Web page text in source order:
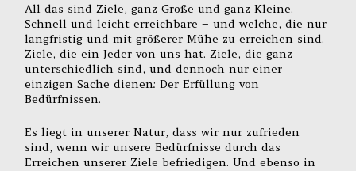
All das sind Ziele, ganz Große und ganz Kleine.
Schnell und leicht erreichbare – und welche, die nur
langfristig und mit größerer Mühe zu erreichen sind.
Ziele, die ein Jeder von uns hat. Ziele, die ganz
unterschiedlich sind, und dennoch nur einer
einzigen Sache dienen: Der Erfüllung von
Bedürfnissen.
Es liegt in unserer Natur, dass wir nur zufrieden
sind, wenn wir unsere Bedürfnisse durch das
Erreichen unserer Ziele befriedigen. Und ebenso in